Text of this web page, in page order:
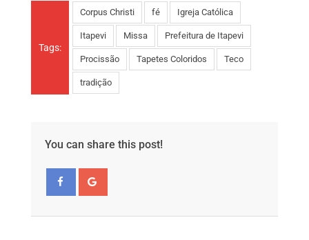
Tags:
Corpus Christi fé Igreja Católica
Itapevi Missa Prefeitura de Itapevi
Procissão Tapetes Coloridos Teco
tradição
You can share this post!